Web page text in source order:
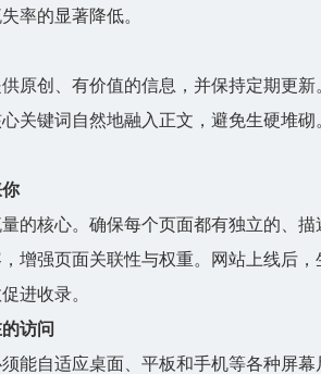
率的显著降低。
原创、有价值的信息，并保持定期更
关键词自然地融入正文，避免生硬堆
的核心。确保每个页面都有独立的、
增强页面关联性与权重。
网站 上线后
进收录。
访问
须能自适应桌面、平板和手机等各种屏